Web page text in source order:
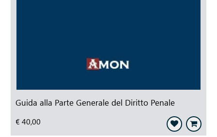
Guida alla Parte Generale del Diritto Penale
€ 40,00